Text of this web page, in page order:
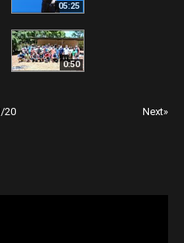
05:25
0:50
/20 Next»